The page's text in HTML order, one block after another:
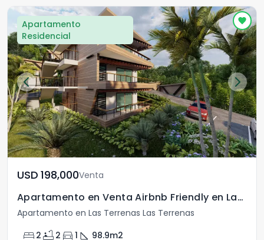
Apartamento
Residencial
USD	198,000Venta
Apartamento en Venta Airbnb Friendly en Las Terrenas
Apartamento en Las Terrenas Las Terrenas
bed 2 bathtub 2 directions_car 1 square_foot 98.9m2